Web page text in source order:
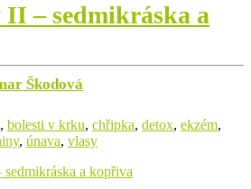
– sedmikráska a
Škodová
, bolesti v krku, chřipka, detox, ekzém,
, únava, vlasy